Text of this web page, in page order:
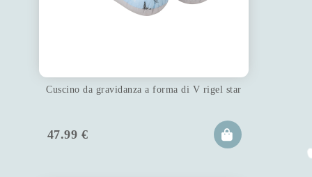
Cuscino da gravidanza a forma di V rigel star
47.99 €